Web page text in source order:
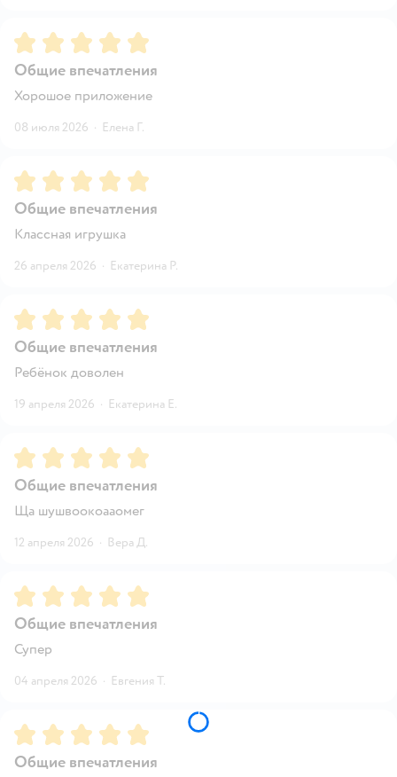
Рейтинг:5
Общие впечатления
Хорошое приложение
08 июля 2026 · Елена Г.
Рейтинг:5
Общие впечатления
Классная игрушка
26 апреля 2026 · Екатерина Р.
Рейтинг:5
Общие впечатления
Ребёнок доволен
19 апреля 2026 · Екатерина Е.
Рейтинг:5
Общие впечатления
Ща шушвоокоааомег
12 апреля 2026 · Вера Д.
Рейтинг:5
Общие впечатления
Супер
04 апреля 2026 · Евгения Т.
Рейтинг:5
Общие впечатления